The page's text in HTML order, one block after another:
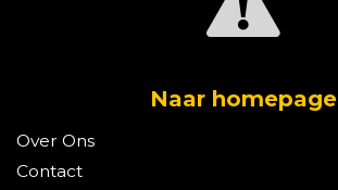
Naar homepage
Over Ons
Contact